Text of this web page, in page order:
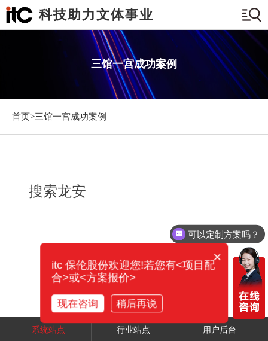
科技助力文体事业
三馆一宫成功案例
首页>三馆一宫成功案例
搜索龙安
系统站点 行业站点 用户后台
可以定制方案吗？
×
itc 保伦股份欢迎您!若您有<项目配
合>或<方案报价>
现在咨询 稍后再说